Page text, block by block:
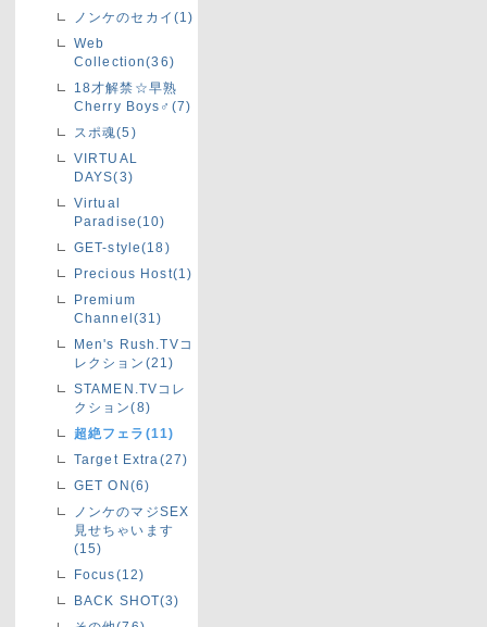
ノンケのセカイ(1)
Web
Collection(36)
18才解禁☆早熟
Cherry Boys♂(7)
スポ魂(5)
VIRTUAL
DAYS(3)
Virtual
Paradise(10)
GET-style(18)
Precious Host(1)
Premium
Channel(31)
Men's Rush.TVコ
レクション(21)
STAMEN.TVコレ
クション(8)
超絶フェラ(11)
Target Extra(27)
GET ON(6)
ノンケのマジSEX
見せちゃいます
(15)
Focus(12)
BACK SHOT(3)